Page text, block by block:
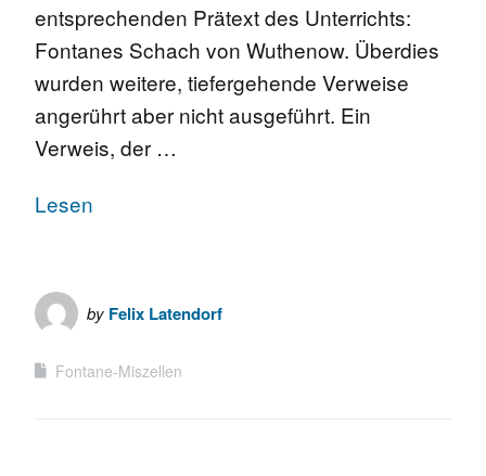
entsprechenden Prätext des Unterrichts:
Fontanes Schach von Wuthenow. Überdies
wurden weitere, tiefergehende Verweise
angerührt aber nicht ausgeführt. Ein
Verweis, der …
Lesen
by Felix Latendorf
Fontane-Miszellen